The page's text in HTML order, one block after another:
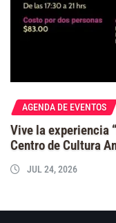
AGENDA DE EVENTOS
Vive la experiencia
Centro de Cultura
JUL 24, 2026